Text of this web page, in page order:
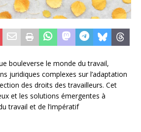
bouleverse le monde du travail,
juridiques complexes sur l’adaptation
des droits des travailleurs. Cet
et les solutions émergentes à
travail et de l’impératif